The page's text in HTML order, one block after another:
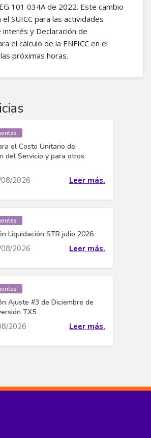
101 034A de 2022. Este cambio
SUICC para las actividades
interés y Declaración de
el cálculo de la ENFICC en el
próximas horas.
el Costo Unitario de
del Servicio y para otros
2026 Leer más.
Liquidación STR julio 2026
2026 Leer más.
Ajuste #3 de Diciembre de
TX5
2026 Leer más.